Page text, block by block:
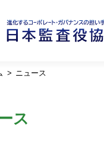
ニュース
ス